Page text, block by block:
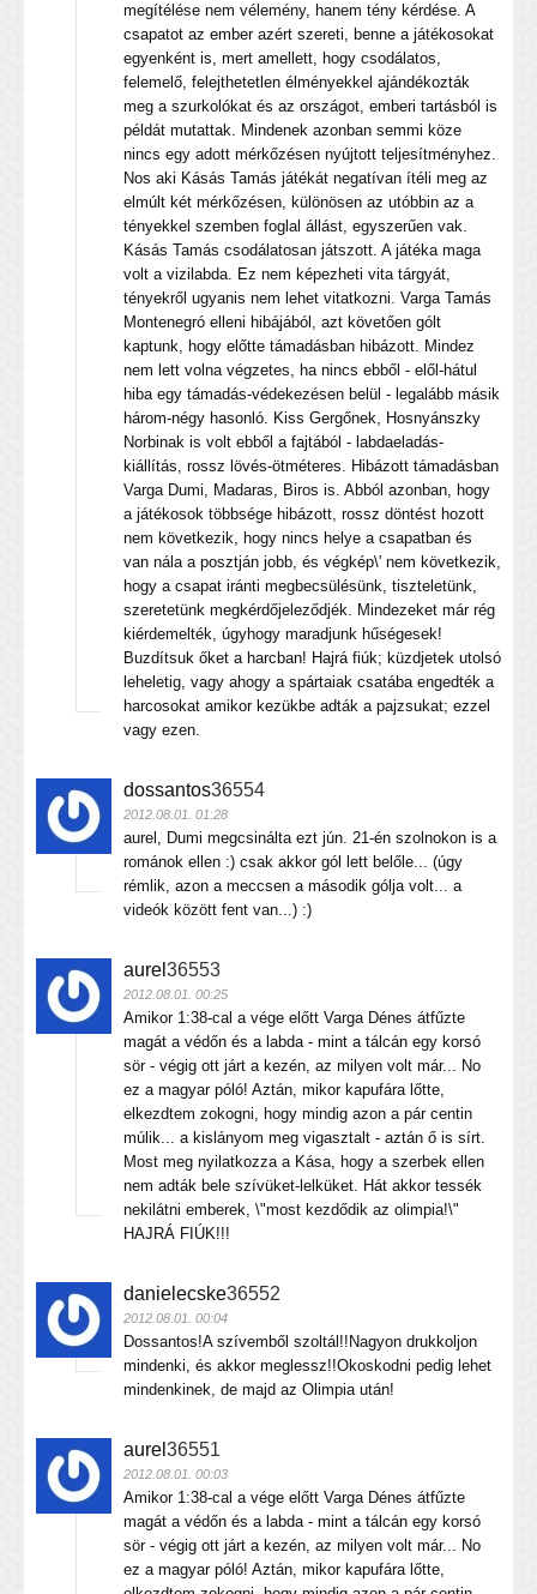
megítélése nem vélemény, hanem tény kérdése. A
csapatot az ember azért szereti, benne a játékosokat
egyenként is, mert amellett, hogy csodálatos,
felemelő, felejthetetlen élményekkel ajándékozták
meg a szurkolókat és az országot, emberi tartásból is
példát mutattak. Mindenek azonban semmi köze
nincs egy adott mérkőzésen nyújtott teljesítményhez.
Nos aki Kásás Tamás játékát negatívan ítéli meg az
elmúlt két mérkőzésen, különösen az utóbbin az a
tényekkel szemben foglal állást, egyszerűen vak.
Kásás Tamás csodálatosan játszott. A játéka maga
volt a vizilabda. Ez nem képezheti vita tárgyát,
tényekről ugyanis nem lehet vitatkozni. Varga Tamás
Montenegró elleni hibájából, azt követően gólt
kaptunk, hogy előtte támadásban hibázott. Mindez
nem lett volna végzetes, ha nincs ebből - elől-hátul
hiba egy támadás-védekezésen belül - legalább másik
három-négy hasonló. Kiss Gergőnek, Hosnyánszky
Norbinak is volt ebből a fajtából - labdaeladás-
kiállítás, rossz lövés-ötméteres. Hibázott támadásban
Varga Dumi, Madaras, Biros is. Abból azonban, hogy
a játékosok többsége hibázott, rossz döntést hozott
nem következik, hogy nincs helye a csapatban és
van nála a posztján jobb, és végkép\' nem következik,
hogy a csapat iránti megbecsülésünk, tiszteletünk,
szeretetünk megkérdőjeleződjék. Mindezeket már rég
kiérdemelték, úgyhogy maradjunk hűségesek!
Buzdítsuk őket a harcban! Hajrá fiúk; küzdjetek utolsó
leheletig, vagy ahogy a spártaiak csatába engedték a
harcosokat amikor kezükbe adták a pajzsukat; ezzel
vagy ezen.
dossantos36554
2012.08.01. 01:28
aurel, Dumi megcsinálta ezt jún. 21-én szolnokon is a
románok ellen :) csak akkor gól lett belőle... (úgy
rémlik, azon a meccsen a második gólja volt... a
videók között fent van...) :)
aurel 36553
2012.08.01. 00:25
Amikor 1:38-cal a vége előtt Varga Dénes átfűzte
magát a védőn és a labda - mint a tálcán egy korsó
sör - végig ott járt a kezén, az milyen volt már... No
ez a magyar póló! Aztán, mikor kapufára lőtte,
elkezdtem zokogni, hogy mindig azon a pár centin
múlik... a kislányom meg vigasztalt - aztán ő is sírt.
Most meg nyilatkozza a Kása, hogy a szerbek ellen
nem adták bele szívüket-lelküket. Hát akkor tessék
nekilátni emberek, \"most kezdődik az olimpia!\"
HAJRÁ FIÚK!!!
danielecske36552
2012.08.01. 00:04
Dossantos!A szívemből szoltál!!Nagyon drukkoljon
mindenki, és akkor meglessz!!Okoskodni pedig lehet
mindenkinek, de majd az Olimpia után!
aurel 36551
2012.08.01. 00:03
Amikor 1:38-cal a vége előtt Varga Dénes átfűzte
magát a védőn és a labda - mint a tálcán egy korsó
sör - végig ott járt a kezén, az milyen volt már... No
ez a magyar póló! Aztán, mikor kapufára lőtte,